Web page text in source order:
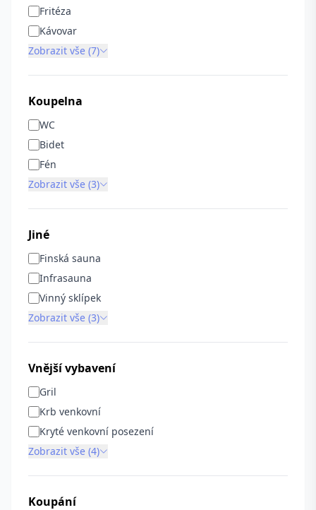
Fritéza
Kávovar
Zobrazit vše (7)
Koupelna
WC
Bidet
Fén
Zobrazit vše (3)
Jiné
Finská sauna
Infrasauna
Vinný sklípek
Zobrazit vše (3)
Vnější vybavení
Gril
Krb venkovní
Kryté venkovní posezení
Zobrazit vše (4)
Koupání